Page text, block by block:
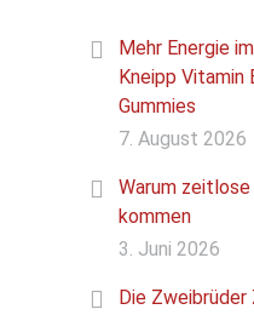
Mehr Energie
Kneipp Vitamin
Gummies
7. August 2026
Warum
kommen
3. Juni 2026
Die